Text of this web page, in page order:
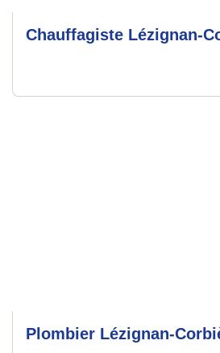
Chauffagiste Lézignan-
Plombier Lézignan-